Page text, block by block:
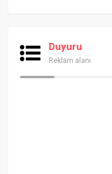
Duyuru
Reklam alanı